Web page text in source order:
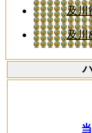
及
及川